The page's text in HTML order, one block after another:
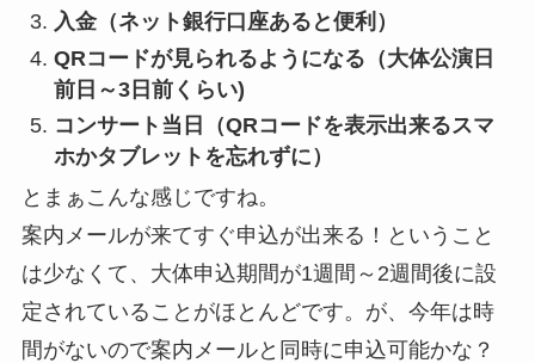
入金（ネット銀行口座あると便利）
QRコードが見られるようになる（大体公演日
前日～3日前くらい)
コンサート当日（QRコードを表示出来るスマ
ホかタブレットを忘れずに）
とまぁこんな感じですね。
案内メールが来てすぐ申込が出来る！ということ
は少なくて、大体申込期間が1週間～2週間後に設
定されていることがほとんどです。が、今年は時
間がないので案内メールと同時に申込可能かな？